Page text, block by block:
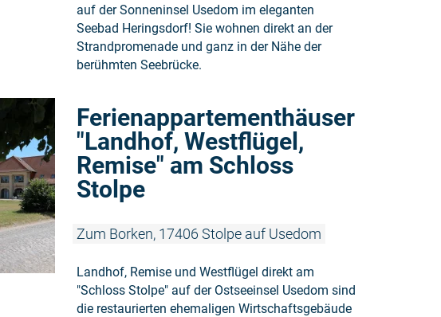
auf der Sonneninsel Usedom im eleganten
Seebad Heringsdorf! Sie wohnen direkt an der
Strandpromenade und ganz in der Nähe der
berühmten Seebrücke.
Ferienappartementhäuser
"Landhof, Westflügel,
Remise" am Schloss
Stolpe
Zum Borken, 17406 Stolpe auf Usedom
Landhof, Remise und Westflügel direkt am
"Schloss Stolpe" auf der Ostseeinsel Usedom sind
die restaurierten ehemaligen Wirtschaftsgebäude